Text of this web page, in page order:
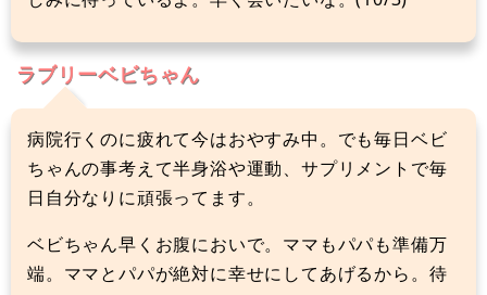
ラブリーベビちゃん
病院行くのに疲れて今はおやすみ中。でも毎日ベビ
ちゃんの事考えて半身浴や運動、サプリメントで毎
日自分なりに頑張ってます。
ベビちゃん早くお腹においで。ママもパパも準備万
端。ママとパパが絶対に幸せにしてあげるから。待